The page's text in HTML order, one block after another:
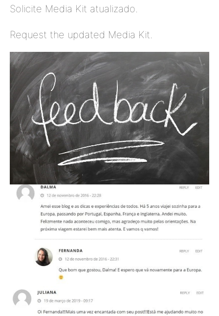
Solicite Media Kit atualizado.
Request the updated Media Kit.